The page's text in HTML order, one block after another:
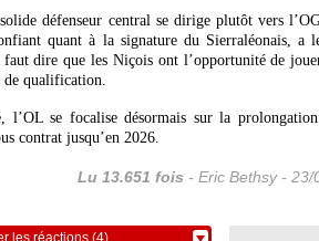
défenseur central se dirige plutôt vers
quant à la signature du Sierraléonais, a
dire que les Niçois ont l’opportunité de
de qualification.
l’OL se focalise désormais sur la
contrat jusqu’en 2026.
Lu 13.651 fois - Eric Bethsy - 23/
les réactions (4)